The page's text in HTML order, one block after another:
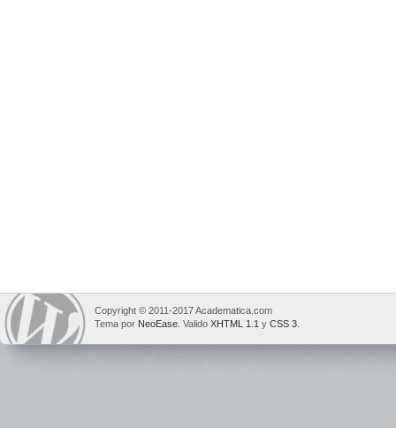
Copyright © 2011-2017 Academatica.com
Tema por NeoEase . Valido XHTML 1.1 y CSS 3